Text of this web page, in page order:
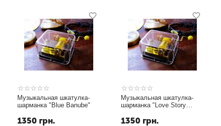
Музыкальная шкатулка-
шарманка "Blue Banube"
1350 грн.
Музыкальная шкатулка-
шарманка "Love Story
1350 грн.